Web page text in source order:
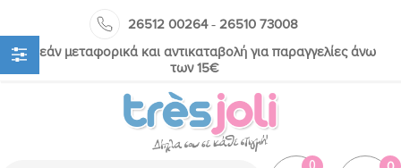
26512 00264- 26510 73008
Δωρεάν μεταφορικά και αντικαταβολή για παραγγελίες άνω
των 15€